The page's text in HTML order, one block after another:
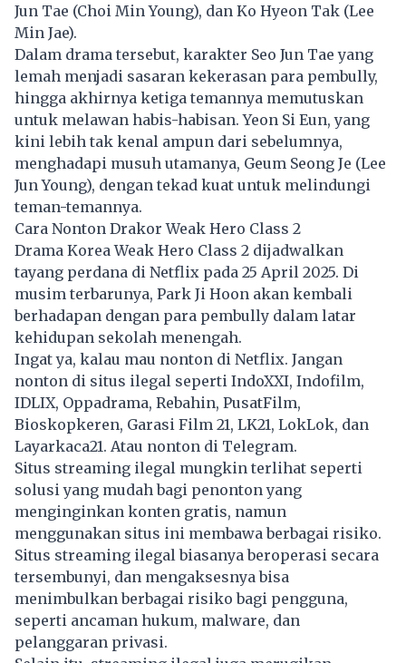
Jun Tae (Choi Min Young), dan Ko Hyeon Tak (Lee
Min Jae).
Dalam drama tersebut, karakter Seo Jun Tae yang
lemah menjadi sasaran kekerasan para pembully,
hingga akhirnya ketiga temannya memutuskan
untuk melawan habis-habisan. Yeon Si Eun, yang
kini lebih tak kenal ampun dari sebelumnya,
menghadapi musuh utamanya, Geum Seong Je (Lee
Jun Young), dengan tekad kuat untuk melindungi
teman-temannya.
Cara Nonton Drakor Weak Hero Class 2
Drama Korea Weak Hero Class 2 dijadwalkan
tayang perdana di Netflix pada 25 April 2025. Di
musim terbarunya, Park Ji Hoon akan kembali
berhadapan dengan para pembully dalam latar
kehidupan sekolah menengah.
Ingat ya, kalau mau nonton di Netflix. Jangan
nonton di situs ilegal seperti IndoXXI, Indofilm,
IDLIX, Oppadrama, Rebahin, PusatFilm,
Bioskopkeren, Garasi Film 21, LK21, LokLok, dan
Layarkaca21. Atau nonton di Telegram.
Situs streaming ilegal mungkin terlihat seperti
solusi yang mudah bagi penonton yang
menginginkan konten gratis, namun
menggunakan situs ini membawa berbagai risiko.
Situs streaming ilegal biasanya beroperasi secara
tersembunyi, dan mengaksesnya bisa
menimbulkan berbagai risiko bagi pengguna,
seperti ancaman hukum, malware, dan
pelanggaran privasi.